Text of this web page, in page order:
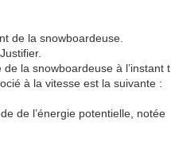
de la snowboardeuse.
la snowboardeuse à l’instant t
à la vitesse est la suivante :
de l’énergie potentielle, notée